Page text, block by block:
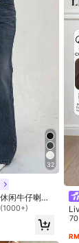
牛仔布
98% 棉, 2% 氨纶(
1.1M 关注人数
1.1M 关注人数
1.1M 关注人数
正在浏览
1.1M 关注人数
1.1M 关注人数
1.1M 关注人数
32
闲牛仔喇叭
(1000+)
出
RM